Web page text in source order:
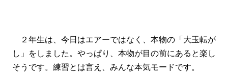
２年生は、今日はエアーではなく、本物の「大玉転が
し」をしました。やっぱり、本物が目の前にあると楽し
そうです。練習とは言え、みんな本気モードです。